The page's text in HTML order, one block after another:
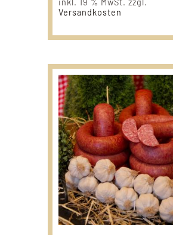
Versandkosten